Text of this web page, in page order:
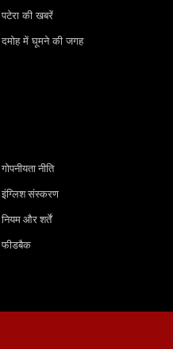
पटेरा की खबरें
दमोह में घूमने की जगह
गोपनीयता नीति
इंग्लिश संस्करण
नियम और शर्तें
फीडबैक